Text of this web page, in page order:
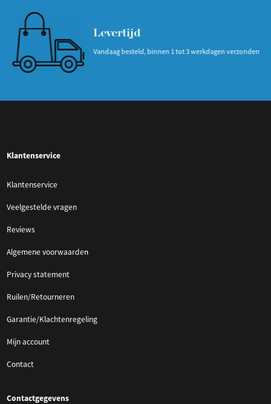
Levertijd
Vandaag besteld, binnen 1 tot 3 werkdagen verzonden
Klantenservice
Klantenservice
Veelgestelde vragen
Reviews
Algemene voorwaarden
Privacy statement
Ruilen/Retourneren
Garantie/Klachtenregeling
Mijn account
Contact
Contactgegevens